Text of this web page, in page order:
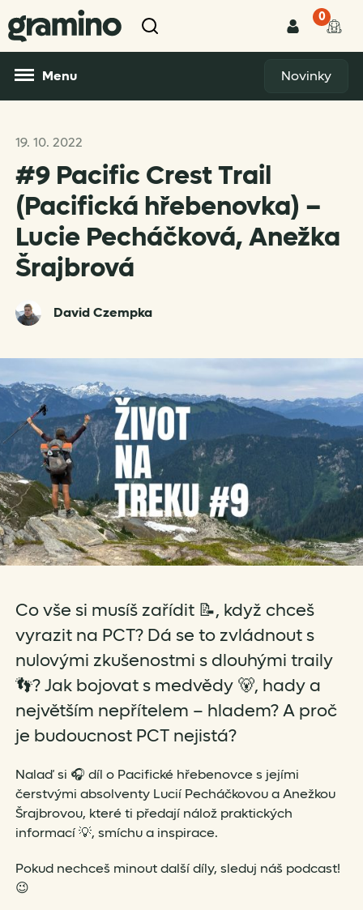
0
Menu Novinky
19. 10. 2022
#9 Pacific Crest Trail
(Pacifická hřebenovka) –
Lucie Pecháčková, Anežka
Šrajbrová
David Czempka
Co vše si musíš zařídit 📝, když chceš
vyrazit na PCT? Dá se to zvládnout s
nulovými zkušenostmi s dlouhými traily
👣? Jak bojovat s medvědy 🐻, hady a
největším nepřítelem – hladem? A proč
je budoucnost PCT nejistá?
Nalaď si 🎧 díl o Pacifické hřebenovce s jejími
čerstvými absolventy Lucií Pecháčkovou a Anežkou
Šrajbrovou, které ti předají nálož praktických
informací 💡, smíchu a inspirace.
Pokud nechceš minout další díly, sleduj náš podcast!
😉